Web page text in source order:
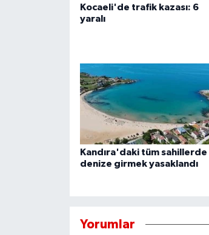
Kocaeli'de trafik kazası: 6
yaralı
Kandıra'daki tüm sahillerde
denize girmek yasaklandı
Yorumlar